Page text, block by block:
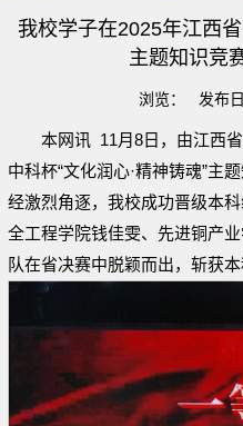
我校学子在2025年江西
主题知识竞
浏览： 发布
本网讯 11月8日，由江西
中科杯“文化润心·精神铸魂”主
经激烈角逐，我校成功晋级本
全工程学院钱佳雯、先进铜产
队在省决赛中脱颖而出，斩获本